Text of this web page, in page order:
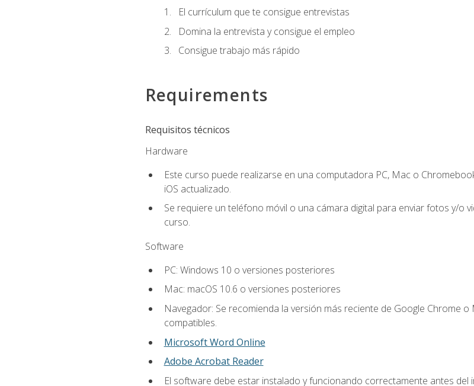
El currículum que te consigue entrevistas
Domina la entrevista y consigue el empleo
Consigue trabajo más rápido
Requirements
Requisitos técnicos
Hardware
Este curso puede realizarse en una computadora PC, Mac o
iOS actualizado.
Se requiere un teléfono móvil o una cámara digital para enviar fotos y/o
curso.
Software
PC: Windows 10 o versiones posteriores
Mac: macOS 10.6 o versiones posteriores
Navegador: Se recomienda la versión más reciente de Google Chrome
compatibles.
Microsoft Word Online
Adobe Acrobat Reader
El software debe estar instalado y funcionando correctamente antes del